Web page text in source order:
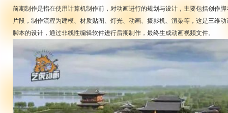
前期制作是指在使用计算机制作前，对动画进行的规划与设计，主要包括创作
片段，制作流程为建模、材质贴图、灯光、动画、摄影机、渲染等，这是三维
脚本的设计，通过非线性编辑软件进行后期制作，最终生成动画视频文件。